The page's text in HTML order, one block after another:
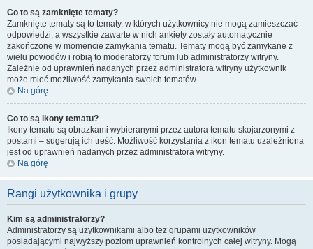
Co to są zamknięte tematy?
Zamknięte tematy są to tematy, w których użytkownicy nie mogą zamieszczać
odpowiedzi, a wszystkie zawarte w nich ankiety zostały automatycznie
zakończone w momencie zamykania tematu. Tematy mogą być zamykane z
wielu powodów i robią to moderatorzy forum lub administratorzy witryny.
Zależnie od uprawnień nadanych przez administratora witryny użytkownik
może mieć możliwość zamykania swoich tematów.
Na górę
Co to są ikony tematu?
Ikony tematu są obrazkami wybieranymi przez autora tematu skojarzonymi z
postami – sugerują ich treść. Możliwość korzystania z ikon tematu uzależniona
jest od uprawnień nadanych przez administratora witryny.
Na górę
Rangi użytkownika i grupy
Kim są administratorzy?
Administratorzy są użytkownikami albo też grupami użytkowników
posiadającymi najwyższy poziom uprawnień kontrolnych całej witryny. Mogą